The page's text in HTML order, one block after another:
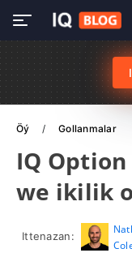
Öý Gollanmalar
IQ
we ikilik
Ittenazan: